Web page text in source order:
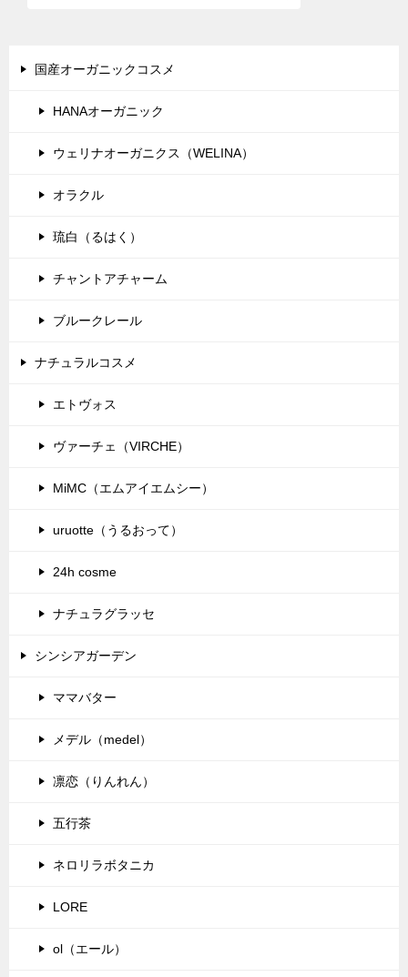
シ
国産オーガニックコスメ
HANAオーガニック
ウェリナオーガニクス（WELINA）
オラクル
琉白（るはく）
チャントアチャーム
ブルークレール
ナチュラルコスメ
エトヴォス
ヴァーチェ（VIRCHE）
MiMC（エムアイエムシー）
uruotte（うるおって）
24h cosme
ナチュラグラッセ
シンシアガーデン
ママバター
メデル（medel）
凛恋（りんれん）
五行茶
ネロリラボタニカ
LORE
ol（エール）